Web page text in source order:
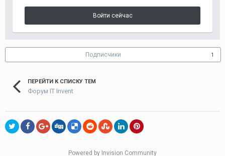
Войти сейчас
Подписчики 1
ПЕРЕЙТИ К СПИСКУ ТЕМ
Форум IT Invent
Powered by Invision Community